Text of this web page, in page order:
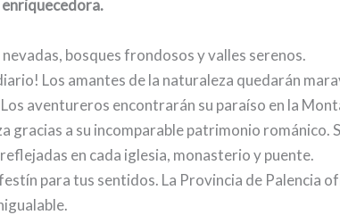
enriquecedora.
bosques frondosos y valles serenos.
Los amantes de la naturaleza quedarán
aventureros encontrarán su paraíso en la
gracias a su incomparable patrimonio
en cada iglesia, monasterio y puente.
para tus sentidos. La Provincia de Palencia